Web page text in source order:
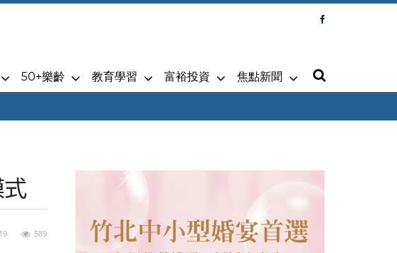
50+樂齡 教育學習 富裕投資 焦點新聞
589